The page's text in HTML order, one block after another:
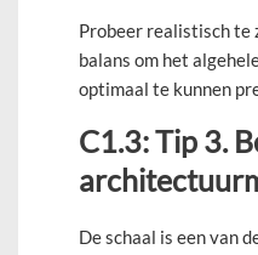
Probeer realistisch te
balans om het
optimaal te kunnen
C1.3: Tip 3.
De schaal is een van